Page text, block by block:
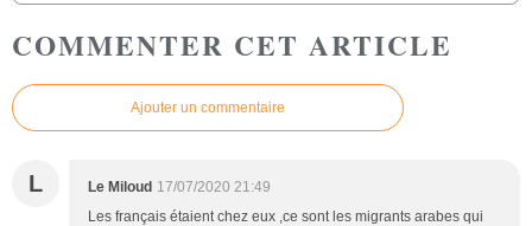
COMMENTER CET ARTICLE
Ajouter un commentaire
L Le Miloud 17/07/2020 21:49
Les français étaient chez eux ,ce sont les migrants arabes qui